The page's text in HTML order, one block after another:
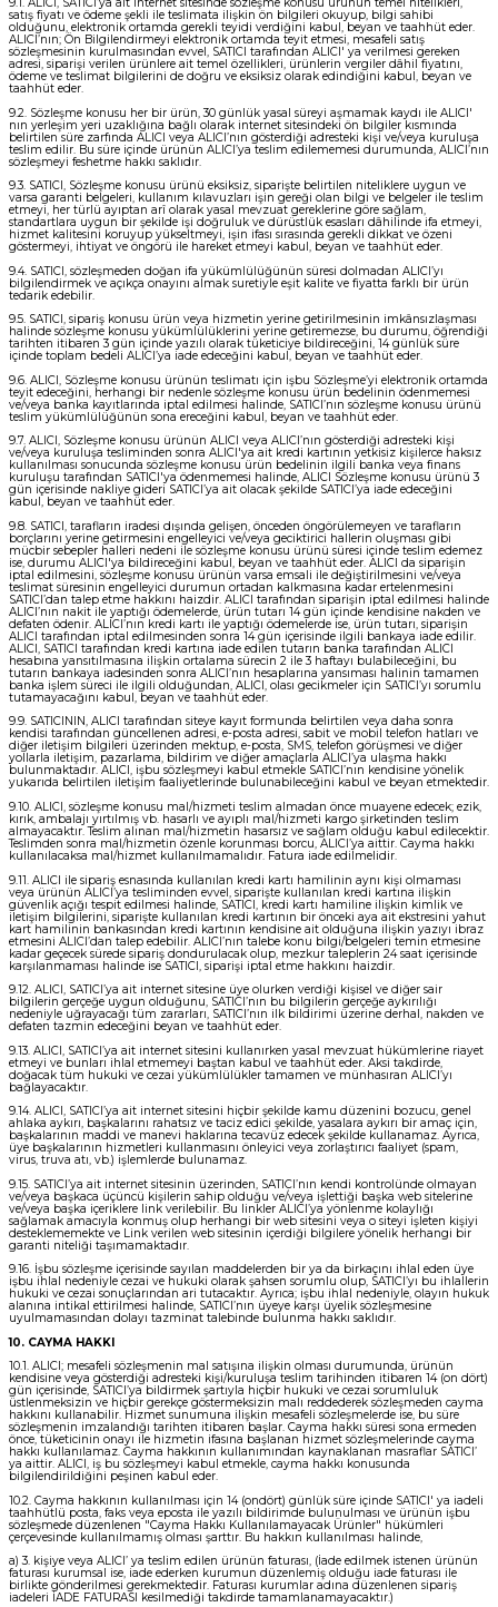
satış fiyatı ve ödeme şekli ile teslimata ilişkin ön bilgileri okuyup, bilgi sahibi
olduğunu, elektronik ortamda gerekli teyidi verdiğini kabul, beyan ve taahhüt eder.
ALICI’nın; Ön Bilgilendirmeyi elektronik ortamda teyit etmesi, mesafeli satış
sözleşmesinin kurulmasından evvel, SATICI tarafından ALICI' ya verilmesi gereken
adresi, siparişi verilen ürünlere ait temel özellikleri, ürünlerin vergiler dâhil fiyatını,
ödeme ve teslimat bilgilerini de doğru ve eksiksiz olarak edindiğini kabul, beyan ve
taahhüt eder.
9.2. Sözleşme konusu her bir ürün, 30 günlük yasal süreyi aşmamak kaydı ile ALICI'
nın yerleşim yeri uzaklığına bağlı olarak internet sitesindeki ön bilgiler kısmında
belirtilen süre zarfında ALICI veya ALICI’nın gösterdiği adresteki kişi ve/veya kuruluşa
teslim edilir. Bu süre içinde ürünün ALICI’ya teslim edilememesi durumunda, ALICI’nın
sözleşmeyi feshetme hakkı saklıdır.
9.3. SATICI, Sözleşme konusu ürünü eksiksiz, siparişte belirtilen niteliklere uygun ve
varsa garanti belgeleri, kullanım kılavuzları işin gereği olan bilgi ve belgeler ile teslim
etmeyi, her türlü ayıptan arî olarak yasal mevzuat gereklerine göre sağlam,
standartlara uygun bir şekilde işi doğruluk ve dürüstlük esasları dâhilinde ifa etmeyi,
hizmet kalitesini koruyup yükseltmeyi, işin ifası sırasında gerekli dikkat ve özeni
göstermeyi, ihtiyat ve öngörü ile hareket etmeyi kabul, beyan ve taahhüt eder.
9.4. SATICI, sözleşmeden doğan ifa yükümlülüğünün süresi dolmadan ALICI’yı
bilgilendirmek ve açıkça onayını almak suretiyle eşit kalite ve fiyatta farklı bir ürün
tedarik edebilir.
9.5. SATICI, sipariş konusu ürün veya hizmetin yerine getirilmesinin imkânsızlaşması
halinde sözleşme konusu yükümlülüklerini yerine getiremezse, bu durumu, öğrendiği
tarihten itibaren 3 gün içinde yazılı olarak tüketiciye bildireceğini, 14 günlük süre
içinde toplam bedeli ALICI’ya iade edeceğini kabul, beyan ve taahhüt eder.
9.6. ALICI, Sözleşme konusu ürünün teslimatı için işbu Sözleşme’yi elektronik ortamda
teyit edeceğini, herhangi bir nedenle sözleşme konusu ürün bedelinin ödenmemesi
ve/veya banka kayıtlarında iptal edilmesi halinde, SATICI’nın sözleşme konusu ürünü
teslim yükümlülüğünün sona ereceğini kabul, beyan ve taahhüt eder.
9.7. ALICI, Sözleşme konusu ürünün ALICI veya ALICI’nın gösterdiği adresteki kişi
ve/veya kuruluşa tesliminden sonra ALICI'ya ait kredi kartının yetkisiz kişilerce haksız
kullanılması sonucunda sözleşme konusu ürün bedelinin ilgili banka veya finans
kuruluşu tarafından SATICI'ya ödenmemesi halinde, ALICI Sözleşme konusu ürünü 3
gün içerisinde nakliye gideri SATICI’ya ait olacak şekilde SATICI’ya iade edeceğini
kabul, beyan ve taahhüt eder.
9.8. SATICI, tarafların iradesi dışında gelişen, önceden öngörülemeyen ve tarafların
borçlarını yerine getirmesini engelleyici ve/veya geciktirici hallerin oluşması gibi
mücbir sebepler halleri nedeni ile sözleşme konusu ürünü süresi içinde teslim edemez
ise, durumu ALICI'ya bildireceğini kabul, beyan ve taahhüt eder. ALICI da siparişin
iptal edilmesini, sözleşme konusu ürünün varsa emsali ile değiştirilmesini ve/veya
teslimat süresinin engelleyici durumun ortadan kalkmasına kadar ertelenmesini
SATICI’dan talep etme hakkını haizdir. ALICI tarafından siparişin iptal edilmesi halinde
ALICI’nın nakit ile yaptığı ödemelerde, ürün tutarı 14 gün içinde kendisine nakden ve
defaten ödenir. ALICI’nın kredi kartı ile yaptığı ödemelerde ise, ürün tutarı, siparişin
ALICI tarafından iptal edilmesinden sonra 14 gün içerisinde ilgili bankaya iade edilir.
ALICI, SATICI tarafından kredi kartına iade edilen tutarın banka tarafından ALICI
hesabına yansıtılmasına ilişkin ortalama sürecin 2 ile 3 haftayı bulabileceğini, bu
tutarın bankaya iadesinden sonra ALICI’nın hesaplarına yansıması halinin tamamen
banka işlem süreci ile ilgili olduğundan, ALICI, olası gecikmeler için SATICI’yı sorumlu
tutamayacağını kabul, beyan ve taahhüt eder.
9.9. SATICININ, ALICI tarafından siteye kayıt formunda belirtilen veya daha sonra
kendisi tarafından güncellenen adresi, e-posta adresi, sabit ve mobil telefon hatları ve
diğer iletişim bilgileri üzerinden mektup, e-posta, SMS, telefon görüşmesi ve diğer
yollarla iletişim, pazarlama, bildirim ve diğer amaçlarla ALICI’ya ulaşma hakkı
bulunmaktadır. ALICI, işbu sözleşmeyi kabul etmekle SATICI’nın kendisine yönelik
yukarıda belirtilen iletişim faaliyetlerinde bulunabileceğini kabul ve beyan etmektedir.
9.10. ALICI, sözleşme konusu mal/hizmeti teslim almadan önce muayene edecek; ezik,
kırık, ambalajı yırtılmış vb. hasarlı ve ayıplı mal/hizmeti kargo şirketinden teslim
almayacaktır. Teslim alınan mal/hizmetin hasarsız ve sağlam olduğu kabul edilecektir.
Teslimden sonra mal/hizmetin özenle korunması borcu, ALICI’ya aittir. Cayma hakkı
kullanılacaksa mal/hizmet kullanılmamalıdır. Fatura iade edilmelidir.
9.11. ALICI ile sipariş esnasında kullanılan kredi kartı hamilinin aynı kişi olmaması
veya ürünün ALICI’ya tesliminden evvel, siparişte kullanılan kredi kartına ilişkin
güvenlik açığı tespit edilmesi halinde, SATICI, kredi kartı hamiline ilişkin kimlik ve
iletişim bilgilerini, siparişte kullanılan kredi kartının bir önceki aya ait ekstresini yahut
kart hamilinin bankasından kredi kartının kendisine ait olduğuna ilişkin yazıyı ibraz
etmesini ALICI’dan talep edebilir. ALICI’nın talebe konu bilgi/belgeleri temin etmesine
kadar geçecek sürede sipariş dondurulacak olup, mezkur taleplerin 24 saat içerisinde
karşılanmaması halinde ise SATICI, siparişi iptal etme hakkını haizdir.
9.12. ALICI, SATICI’ya ait internet sitesine üye olurken verdiği kişisel ve diğer sair
bilgilerin gerçeğe uygun olduğunu, SATICI’nın bu bilgilerin gerçeğe aykırılığı
nedeniyle uğrayacağı tüm zararları, SATICI’nın ilk bildirimi üzerine derhal, nakden ve
defaten tazmin edeceğini beyan ve taahhüt eder.
9.13. ALICI, SATICI’ya ait internet sitesini kullanırken yasal mevzuat hükümlerine riayet
etmeyi ve bunları ihlal etmemeyi baştan kabul ve taahhüt eder. Aksi takdirde,
doğacak tüm hukuki ve cezai yükümlülükler tamamen ve münhasıran ALICI’yı
bağlayacaktır.
9.14. ALICI, SATICI’ya ait internet sitesini hiçbir şekilde kamu düzenini bozucu, genel
ahlaka aykırı, başkalarını rahatsız ve taciz edici şekilde, yasalara aykırı bir amaç için,
başkalarının maddi ve manevi haklarına tecavüz edecek şekilde kullanamaz. Ayrıca,
üye başkalarının hizmetleri kullanmasını önleyici veya zorlaştırıcı faaliyet (spam,
virus, truva atı, vb.) işlemlerde bulunamaz.
9.15. SATICI’ya ait internet sitesinin üzerinden, SATICI’nın kendi kontrolünde olmayan
ve/veya başkaca üçüncü kişilerin sahip olduğu ve/veya işlettiği başka web sitelerine
ve/veya başka içeriklere link verilebilir. Bu linkler ALICI’ya yönlenme kolaylığı
sağlamak amacıyla konmuş olup herhangi bir web sitesini veya o siteyi işleten kişiyi
desteklememekte ve Link verilen web sitesinin içerdiği bilgilere yönelik herhangi bir
garanti niteliği taşımamaktadır.
9.16. İşbu sözleşme içerisinde sayılan maddelerden bir ya da birkaçını ihlal eden üye
işbu ihlal nedeniyle cezai ve hukuki olarak şahsen sorumlu olup, SATICI’yı bu ihlallerin
hukuki ve cezai sonuçlarından ari tutacaktır. Ayrıca; işbu ihlal nedeniyle, olayın hukuk
alanına intikal ettirilmesi halinde, SATICI’nın üyeye karşı üyelik sözleşmesine
uyulmamasından dolayı tazminat talebinde bulunma hakkı saklıdır.
10. CAYMA HAKKI
10.1. ALICI; mesafeli sözleşmenin mal satışına ilişkin olması durumunda, ürünün
kendisine veya gösterdiği adresteki kişi/kuruluşa teslim tarihinden itibaren 14 (on dört)
gün içerisinde, SATICI’ya bildirmek şartıyla hiçbir hukuki ve cezai sorumluluk
üstlenmeksizin ve hiçbir gerekçe göstermeksizin malı reddederek sözleşmeden cayma
hakkını kullanabilir. Hizmet sunumuna ilişkin mesafeli sözleşmelerde ise, bu süre
sözleşmenin imzalandığı tarihten itibaren başlar. Cayma hakkı süresi sona ermeden
önce, tüketicinin onayı ile hizmetin ifasına başlanan hizmet sözleşmelerinde cayma
hakkı kullanılamaz. Cayma hakkının kullanımından kaynaklanan masraflar SATICI’
ya aittir. ALICI, iş bu sözleşmeyi kabul etmekle, cayma hakkı konusunda
bilgilendirildiğini peşinen kabul eder.
10.2. Cayma hakkının kullanılması için 14 (ondört) günlük süre içinde SATICI' ya iadeli
taahhütlü posta, faks veya eposta ile yazılı bildirimde bulunulması ve ürünün işbu
sözleşmede düzenlenen "Cayma Hakkı Kullanılamayacak Ürünler" hükümleri
çerçevesinde kullanılmamış olması şarttır. Bu hakkın kullanılması halinde,
a) 3. kişiye veya ALICI’ ya teslim edilen ürünün faturası, (İade edilmek istenen ürünün
faturası kurumsal ise, iade ederken kurumun düzenlemiş olduğu iade faturası ile
birlikte gönderilmesi gerekmektedir. Faturası kurumlar adına düzenlenen sipariş
iadeleri İADE FATURASI kesilmediği takdirde tamamlanamayacaktır.)